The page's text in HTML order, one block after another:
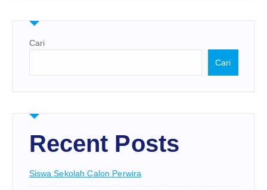
Cari
Cari
Recent Posts
Siswa Sekolah Calon Perwira